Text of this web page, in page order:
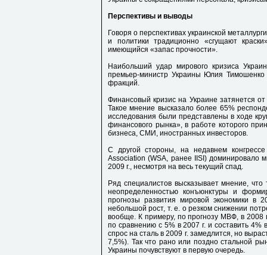
Перспективы и выводы
Говоря о перспективах украинской
и политики традиционно «сгущают
имеющийся «запас прочности».
Наибольший удар мирового кризиса
премьер-министр Украины Юлия Тимошенко
фракций.
Финансовый кризис на Украине затянется
Такое мнение высказало более 65%
исследования были представлены в ходе
финансового рынка», в работе которого
бизнеса, СМИ, иностранных инвесторов.
С другой стороны, на недавнем
Association (WSA, ранее IISI) доминировало
2009 г., несмотря на весь текущий спад.
Ряд специалистов высказывает мнение,
неопределенностью конъюнктуры и
прогнозы развития мировой экономики в
небольшой рост, т. е. о резком снижении
вообще. К примеру, по прогнозу МВФ, в 2008
по сравнению с 5% в 2007 г. и составить
спрос на сталь в 2009 г. замедлится, но
7,5%). Так что рано или поздно стальной
Украины почувствуют в первую очередь.